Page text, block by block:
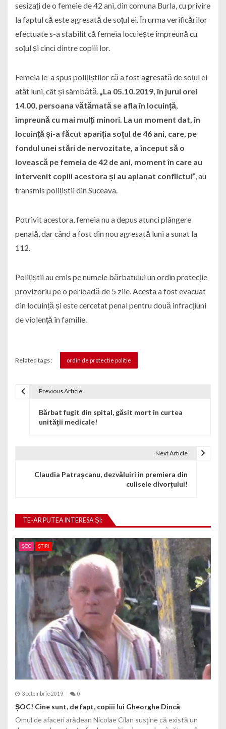
sesizați de o femeie de 42 ani, din comuna Burla, cu privire
la faptul că este agresată de soțul ei. În urma verificărilor
efectuate s-a stabilit că femeia locuiește împreună cu
soțul și cinci dintre copiii lor.
Femeia le-a spus polițiștilor că a fost agresată de soțul ei
atât luni, cât și sâmbătă.„La 05.10.2019, în jurul orei
14.00, persoana vătămată se afla în locuință,
împreună cu mai mulți minori. La un moment dat, în
locuință și-a făcut apariția soțul de 46 ani, care, pe
fondul unei stări de nervozitate, a început să o
lovească pe femeia de 42 de ani, moment în care au
intervenit copiii acestora și au aplanat conflictul”, au
transmis polițiștii din Suceava.
Potrivit acestora, femeia nu a depus atunci plângere
penală, dar când a fost din nou agresată luni a sunat la
112.
Polițiștii au emis pe numele bărbatului un ordin protecție
provizoriu pe o perioadă de 5 zile. Acesta a fost evacuat
din locuință și este cercetat penal pentru două infracțiuni
de violență în familie.
Related tags : ordin de protectie politie
Previous Article
Bărbat fugit din spital, găsit mort in curtea
unității medicale!
Next Article
Claudia Patrașcanu, dezvăluiri in premiera din
culisele divorțului!
TE-AR PUTEA INTERESA ȘI:
ȘOC ȘTIRI
3 octombrie 2019 0
ȘOC! Cine sunt, de fapt, copiii lui Gheorghe Dincă
Omul de afaceri arădean Nicolae Cilan susţine că există un